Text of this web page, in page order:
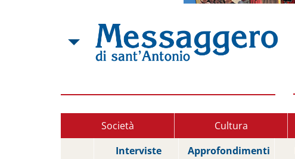
Società Cultura
Interviste
Approfondimenti